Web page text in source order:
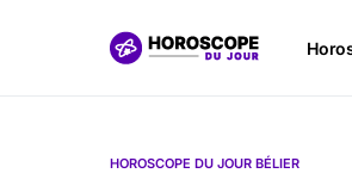
HOROSCOPE DU JOUR BÉLIER